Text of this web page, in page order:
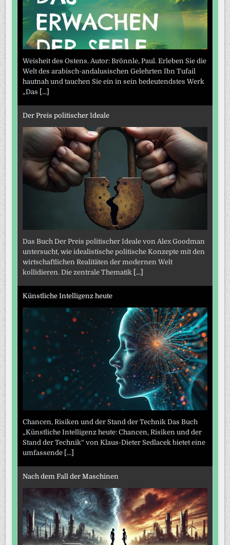
Weisheit des Ostens. Autor: Brönnle, Paul. Erleben Sie die
Welt des arabisch-andalusischen Gelehrten Ibn Tufail
hautnah und tauchen Sie ein in sein bedeutendstes Werk
„Das
[...]
Der Preis politischer Ideale
Das Buch Der Preis politischer Ideale von Alex Goodman
untersucht, wie idealistische politische Konzepte mit den
wirtschaftlichen Realitäten der modernen Welt
kollidieren. Die zentrale Thematik [...]
Künstliche Intelligenz heute
Chancen, Risiken und der Stand der Technik Das Buch
„Künstliche Intelligenz heute: Chancen, Risiken und der
Stand der Technik“ von Klaus-Dieter Sedlacek bietet eine
umfassende [...]
Nach dem Fall der Maschinen